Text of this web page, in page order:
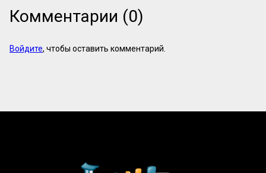
Комментарии (0)
Войдите, чтобы оставить комментарий.